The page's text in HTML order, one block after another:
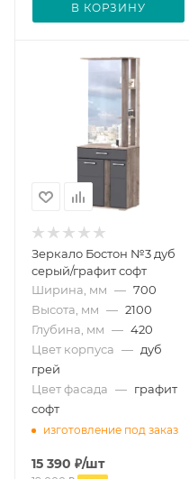
В КОРЗИНУ
Зеркало Бостон №3 дуб
серый/графит софт
Ширина, мм — 700
Высота, мм — 2100
Глубина, мм — 420
Цвет корпуса — дуб
грей
Цвет фасада — графит
софт
изготовление под заказ
15 390 ₽/шт